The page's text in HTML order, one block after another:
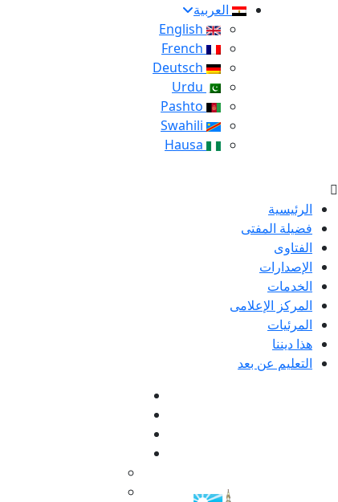
العربية
الرئيسية
فضيلة المفتى
الفتاوى
الإصدارات
الخدمات
المركز الإعلامى
المرئيات
هذا ديننا
التعليم عن بعد